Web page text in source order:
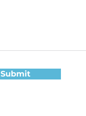
Submit